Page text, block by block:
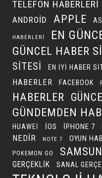
TELEFON HABERLERI
ANDROID APPLE
HABERLERI EN
GÜNCEL HABER
SITESI
EN IYI HABER
HABERLER
FACEBOOK
HABERLER
GÜNDEMDEN
HUAWEI IOS IPHONE 7
NEDIR NOTE 7 OYUN
POKEMON GO
GERÇEKLIK
SANAL